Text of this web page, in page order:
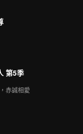
第5季
赤誠相愛